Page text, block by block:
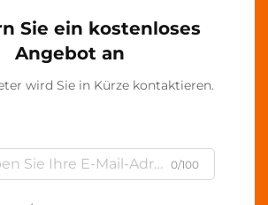
Sie ein kostenloses
Angebot an
wird Sie in Kürze kontaktieren.
0/100